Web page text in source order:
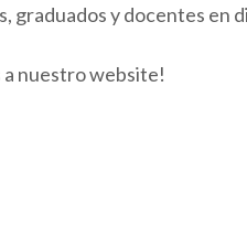
graduados y docentes en
a nuestro website!